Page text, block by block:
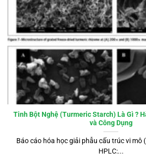
Tinh Bột Nghệ (Turmeric Starch) Là Gì ?
và Công Dụng
Báo cáo hóa học giải phẫu cấu trúc vi mô
HPLC:...